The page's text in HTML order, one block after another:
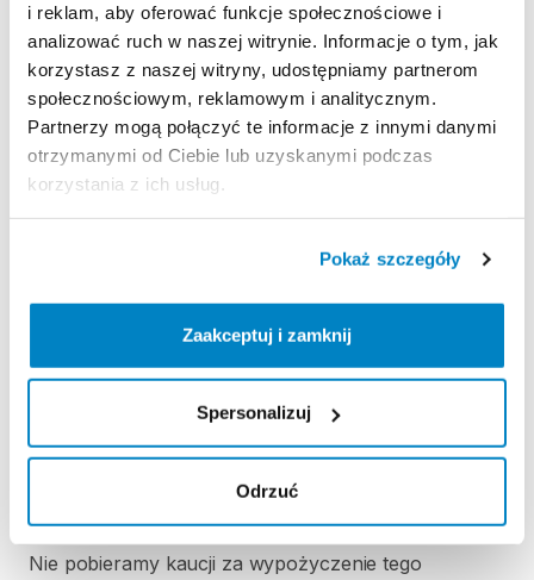
i reklam, aby oferować funkcje społecznościowe i
analizować ruch w naszej witrynie. Informacje o tym, jak
korzystasz z naszej witryny, udostępniamy partnerom
społecznościowym, reklamowym i analitycznym.
Partnerzy mogą połączyć te informacje z innymi danymi
otrzymanymi od Ciebie lub uzyskanymi podczas
korzystania z ich usług.
Pokaż szczegóły
Zaakceptuj i zamknij
Spersonalizuj
Odrzuć
-Kontrola hamowania
Hamulec nożny.
- Kompatybilność
Przyczepka
jest kompatybilna
rowerami
EXPLORER
520 RIVERSIDE
Zasady wypożyczenia
REGULAMIN
KAUCJA
Nie pobieramy kaucji za wypożyczenie tego